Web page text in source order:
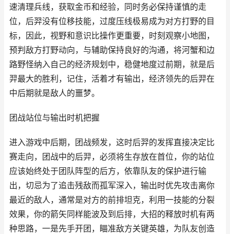
速清理兵线，获取金币和经验，同时务必保持谨慎的走
位，后羿没有位移技能，过度压线极易成为对方打野的目
标，因此，视野和意识比操作更重要，时刻观察小地图，
预判敌方打野动向，与辅助保持良好的沟通，将河蟹和边
路野怪纳入自己的经济规划中，稳健地度过前期，就是后
羿最大的胜利，记住，活着才有输出，经济领先的后羿在
中后期就是敌人的噩梦。
团战站位与输出时机把握
进入游戏中后期，团战频发，这时后羿的发挥直接决定比
赛走向，团战中的后羿，必须将生存放在首位，你的站位
应该始终处于团队阵型的后方，依靠队友的保护进行输
出，切忌为了追击残敌而孤军深入，输出时优先攻击离你
最近的敌人，通常是对方的前排坦克，利用一技能的分裂
效果，你的箭矢同样能波及到后排，大招的释放时机有两
种思路，一是先手开团，瞄准敌方关键英雄，为队友创造